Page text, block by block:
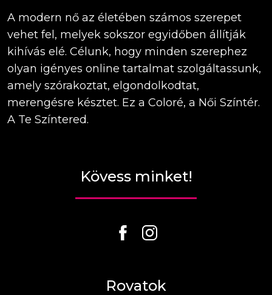
A modern nő az életében számos szerepet
vehet fel, melyek sokszor egyidőben állítják
kihívás elé. Célunk, hogy minden szerephez
olyan igényes online tartalmat szolgáltassunk,
amely szórakoztat, elgondolkodtat,
merengésre késztet. Ez a Coloré, a Női Színtér.
A Te Színtered.
Kövess minket!
Rovatok